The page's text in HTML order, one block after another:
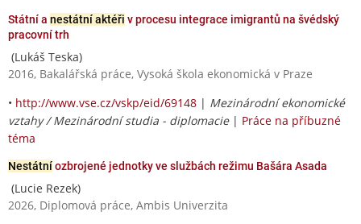
Státní a nestátní aktéři v procesu integrace imigrantů na švédský
pracovní trh
(Lukáš Teska)
2016, Bakalářská práce, Vysoká škola ekonomická v Praze
• http://www.vse.cz/vskp/eid/69148 | Mezinárodní ekonomické
vztahy / Mezinárodní studia - diplomacie| Práce na příbuzné
téma
Nestátníozbrojené jednotky ve službách režimu Bašára Asada
(Lucie Rezek)
2026, Diplomová práce, Ambis Univerzita